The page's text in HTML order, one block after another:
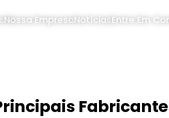
Nossa EmpresaNotíciasEntre Em